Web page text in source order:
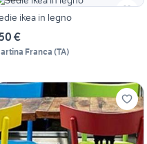
ikea in legno
€
Franca (TA)